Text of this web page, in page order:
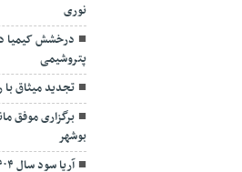
درخشش کیمیا
پتروشیمی
تجدید میثاق
برگزاری موفق
بوشهر
آریا سود سال ۱۴۰۴ را از طریق سجام واریز کرد